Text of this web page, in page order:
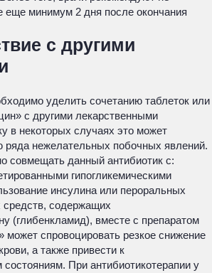
еще минимум 2 дня после окончания
с другими
уделить сочетанию таблеток или
с другими лекарственными
в некоторых случаях это может
ряда нежелательных побочных явлений.
совмещать данный антибиотик с:
гипогликемическими
инсулина или пероральных
средств, содержащих
(глибенкламид), вместе с препаратом
спровоцировать резкое снижение
а также привести к
состояниям. При антибиотикотерапии у